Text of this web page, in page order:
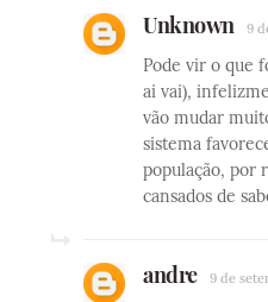
Unknown 9
Pode vir o que
ai vai),
vão mudar
sistema
população, por
cansados de
andre 9 de